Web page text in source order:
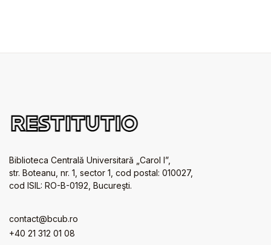
Biblioteca Centrală Universitară „Carol I”,
str. Boteanu, nr. 1, sector 1, cod postal: 010027,
cod ISIL: RO-B-0192, Bucureşti.
contact@bcub.ro
+40 21 312 01 08